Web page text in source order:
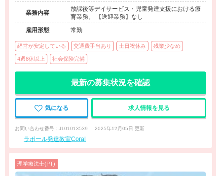
業務内容
放課後等デイサービス・児童発達支援における療
育業務。 【送迎業務】なし
雇用形態
常勤
経営が安定している 交通費手当あり 土日祝休み 残業少なめ
4週8休以上 社会保険完備
最新の募集状況を確認
気になる 求人情報を見る
お問い合わせ番号 : J101013539 2025年12月05日 更新
ラポール発達教室Coral
理学療法士(PT)